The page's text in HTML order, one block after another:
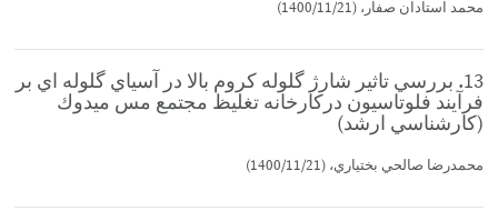
محمد استادان صفار، (1400/11/21)
13. بررسي تاثير شارژ گلوله كروم بالا در آسياي گلوله اي بر
فرآيند فلوتاسيون دركارخانه تغليظ مجتمع مس ميدوك
(كارشناسي ارشد)
محمدرضا صالحي بختياري، (1400/11/21)